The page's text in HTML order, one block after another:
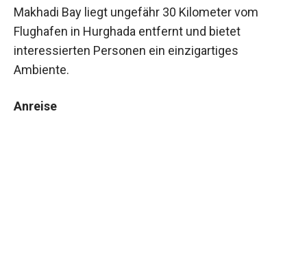
Makhadi Bay liegt ungefähr 30 Kilometer vom
Flughafen in Hurghada entfernt und bietet
interessierten Personen ein einzigartiges
Ambiente.
Anreise